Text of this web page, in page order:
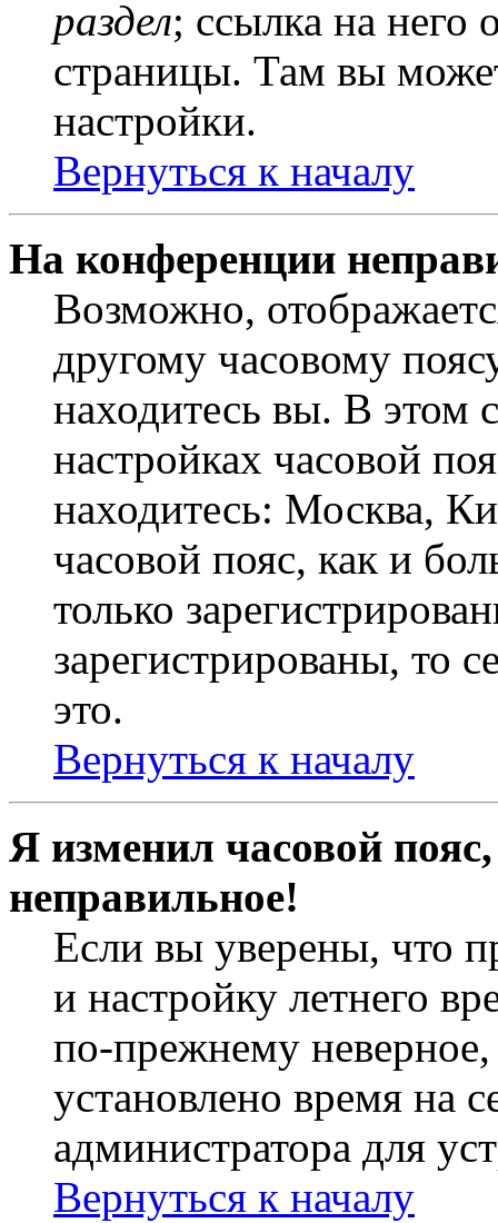
раздел; ссылка на него
страницы. Там вы
настройки.
Вернуться к началу
На конференции
Возможно,
другому часовому
находитесь вы. В этом
настройках часовой
находитесь: Москва,
часовой пояс, как и
только
зарегистрированы, то
это.
Вернуться к началу
Я изменил часовой
неправильное!
Если вы уверены, что
и настройку летнего
по-прежнему неверное,
установлено время на
администратора для
Вернуться к началу